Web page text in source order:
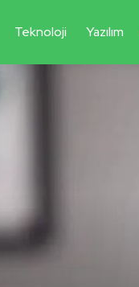
Teknoloji Yazılım